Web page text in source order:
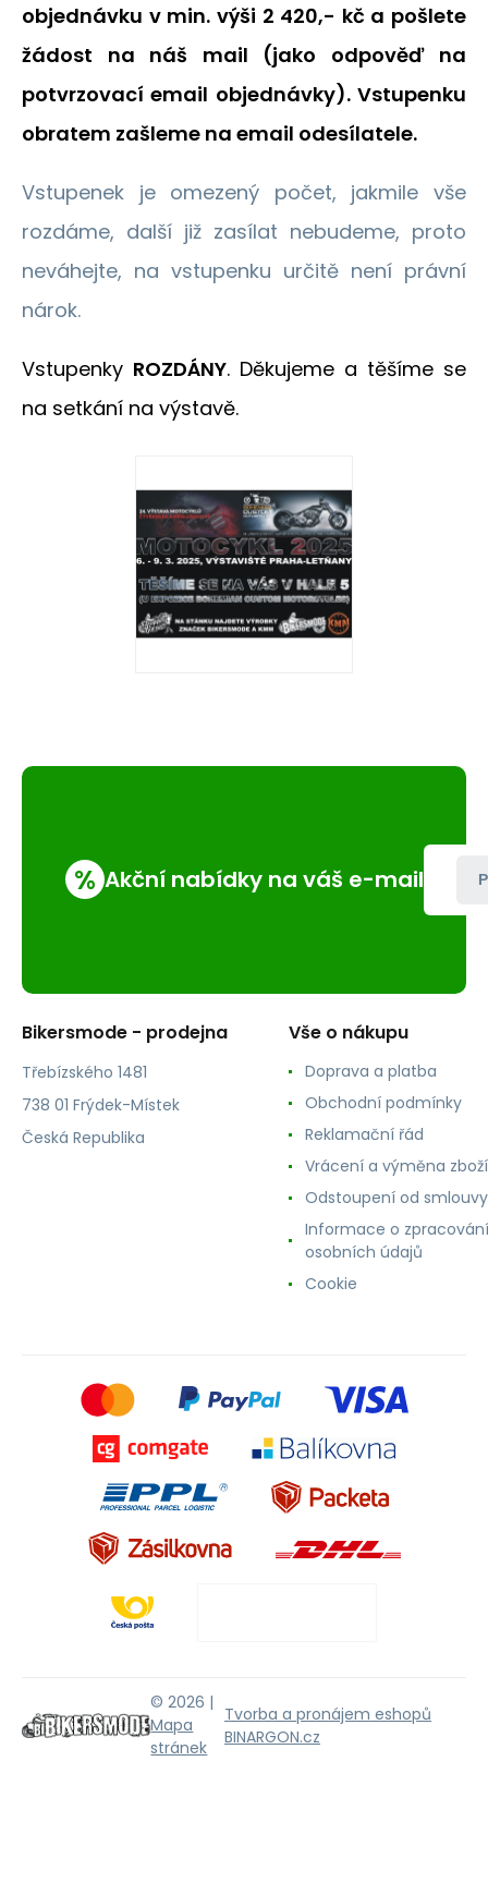
objednávku v min. výši 2 420,- kč a pošlete
žádost na náš mail (jako odpověď na
potvrzovací email objednávky). Vstupenku
obratem zašleme na email odesílatele.
Vstupenek je omezený počet, jakmile vše
rozdáme, další již zasílat nebudeme, proto
neváhejte, na vstupenku určitě není právní
nárok.
Vstupenky ROZDÁNY. Děkujeme a těšíme se
na setkání na výstavě.
% Akční nabídky na váš e-mail
Bikersmode - prodejna
Třebízského 1481
738 01 Frýdek-Místek
Česká Republika
Vše o nákupu
Doprava a platba
Obchodní podmínky
Reklamační řád
Vrácení a výměna zboží
Odstoupení od smlouvy
Informace o zpracování
osobních údajů
Cookie
© 2026 |
Mapa
stránek
Tvorba a pronájem eshopů
BINARGON.cz